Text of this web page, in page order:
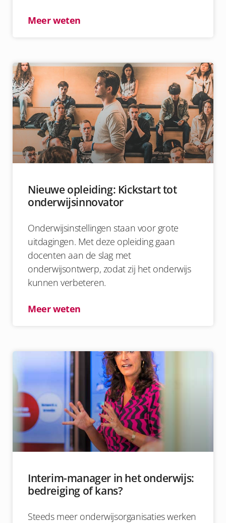
Meer weten
Nieuwe opleiding: Kickstart tot
onderwijsinnovator
Onderwijsinstellingen staan voor grote
uitdagingen. Met deze opleiding gaan
docenten aan de slag met
onderwijsontwerp, zodat zij het onderwijs
kunnen verbeteren.
Meer weten
Interim-manager in het onderwijs:
bedreiging of kans?
Steeds meer onderwijsorganisaties werken